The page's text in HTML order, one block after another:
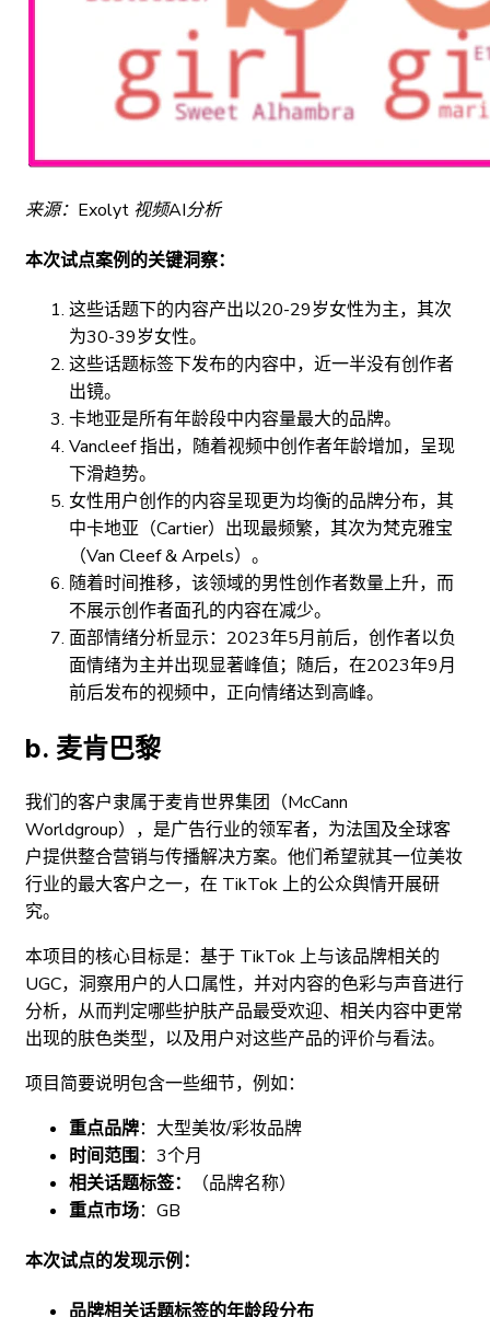
来源：Exolyt 视频AI分析
本次试点案例的关键洞察：
这些话题下的内容产出以20-29岁女性为主，其次
为30-39岁女性。
这些话题标签下发布的内容中，近一半没有创作者
出镜。
卡地亚是所有年龄段中内容量最大的品牌。
Vancleef 指出，随着视频中创作者年龄增加，呈现
下滑趋势。
女性用户创作的内容呈现更为均衡的品牌分布，其
中卡地亚（Cartier）出现最频繁，其次为梵克雅宝
（Van Cleef & Arpels）。
随着时间推移，该领域的男性创作者数量上升，而
不展示创作者面孔的内容在减少。
面部情绪分析显示：2023年5月前后，创作者以负
面情绪为主并出现显著峰值；随后，在2023年9月
前后发布的视频中，正向情绪达到高峰。
b. 麦肯巴黎
我们的客户隶属于麦肯世界集团（McCann
Worldgroup），是广告行业的领军者，为法国及全球客
户提供整合营销与传播解决方案。他们希望就其一位美妆
行业的最大客户之一，在 TikTok 上的公众舆情开展研
究。
本项目的核心目标是：基于 TikTok 上与该品牌相关的
UGC，洞察用户的人口属性，并对内容的色彩与声音进行
分析，从而判定哪些护肤产品最受欢迎、相关内容中更常
出现的肤色类型，以及用户对这些产品的评价与看法。
项目简要说明包含一些细节，例如：
重点品牌：大型美妆/彩妆品牌
时间范围 ：3个月
相关话题标签：
（品牌名称）
重点市场：GB
本次试点的发现示例：
品牌相关话题标签的年龄段分布